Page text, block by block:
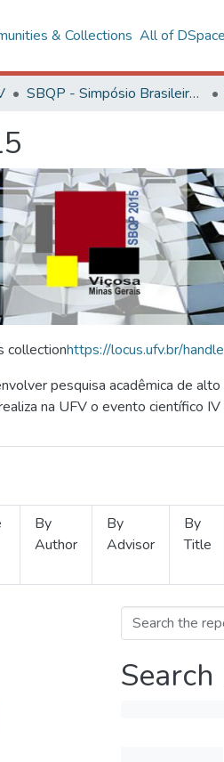
& Collections All of DSpace
SBQP - Simpósio Brasileiro de Qualidade do Projeto no Ambiente Construído
collectionhttps://locus.ufv.br/
pesquisa acadêmica de
na UFV o evento científico
By
Author
By
Advisor
By
Title